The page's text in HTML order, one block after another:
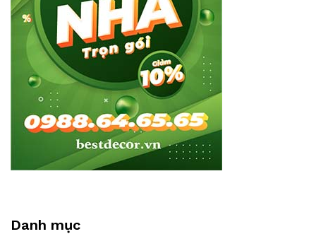
Danh mục